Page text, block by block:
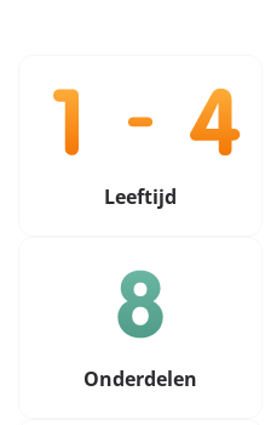
Leeftijd
Onderdelen